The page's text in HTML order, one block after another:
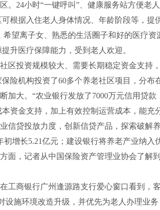
小时“一键呼叫”、健康服务站方便老
根据入住老人身体情况、年龄阶段等，提
望离子女、熟悉的生活圈子和好的医疗资
升医疗保障能力，受到老人欢迎。
投资规模较大、需要长期稳定资金支持
保险机构投资了60多个养老社区项目，分
。“农业银行发放了7000万元信用贷款
资金支持，加上有效控制运营成本，能充
贷投放力度，创新信贷产品，探索破解
初增长5.21亿元；建设银行将养老产业纳
，记者从中国保险资产管理业协会了解
银行广州逢源路支行爱心窗口看到，客
设施环境改造升级，并优先为老人办理业